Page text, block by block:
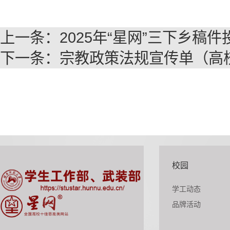
上一条： 2025年“星网”三下乡稿件
下一条： 宗教政策法规宣传单（高
校园
学工动态
品牌活动